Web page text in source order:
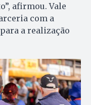
afirmou. Vale
com a
a realização